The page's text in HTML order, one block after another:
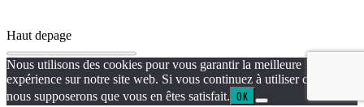
Haut depage
Nous utilisons des cookies pour vous garantir la meilleure
expérience sur notre site web. Si vous continuez à utiliser ce site,
nous supposerons que vous en êtes satisfait. OK